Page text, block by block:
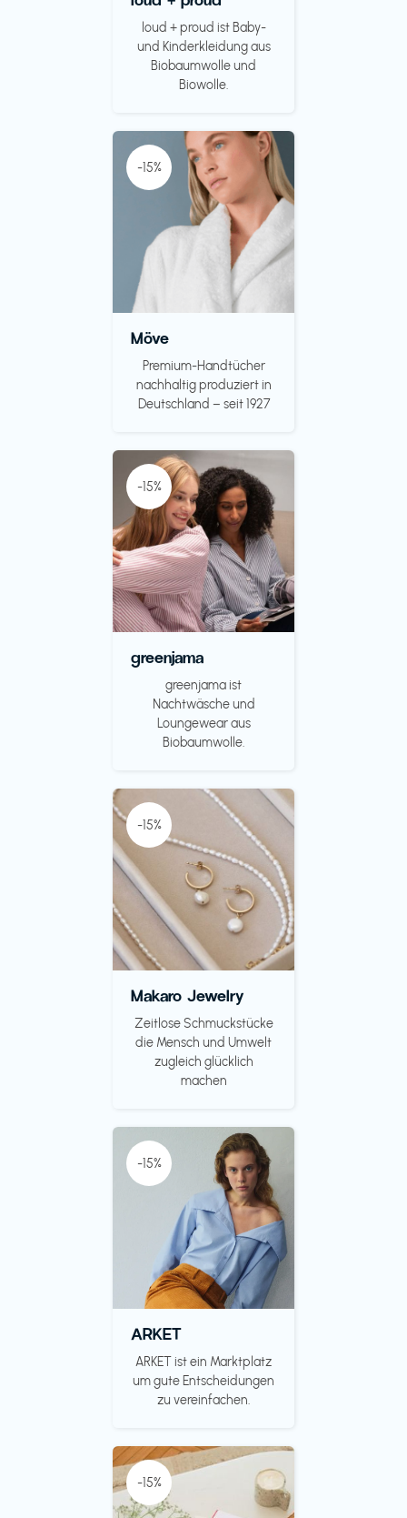
loud + proud ist Baby-
und Kinderkleidung aus
Biobaumwolle und
Biowolle.
-15%
Möve
Premium-Handtücher
nachhaltig produziert in
Deutschland – seit 1927
-15%
greenjama
greenjama ist
Nachtwäsche und
Loungewear aus
Biobaumwolle.
-15%
Makaro Jewelry
Zeitlose Schmuckstücke
die Mensch und Umwelt
zugleich glücklich
machen
-15%
ARKET
ARKET ist ein Marktplatz
um gute Entscheidungen
zu vereinfachen.
-15%